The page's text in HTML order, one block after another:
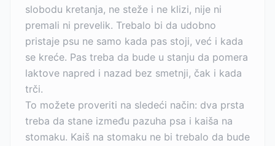
slobodu kretanja, ne steže i ne klizi, nije ni
premali ni prevelik. Trebalo bi da udobno
pristaje psu ne samo kada pas stoji, već i kada
se kreće. Pas treba da bude u stanju da pomera
laktove napred i nazad bez smetnji, čak i kada
trči.
To možete proveriti na sledeći način: dva prsta
treba da stane između pazuha psa i kaiša na
stomaku. Kaiš na stomaku ne bi trebalo da bude